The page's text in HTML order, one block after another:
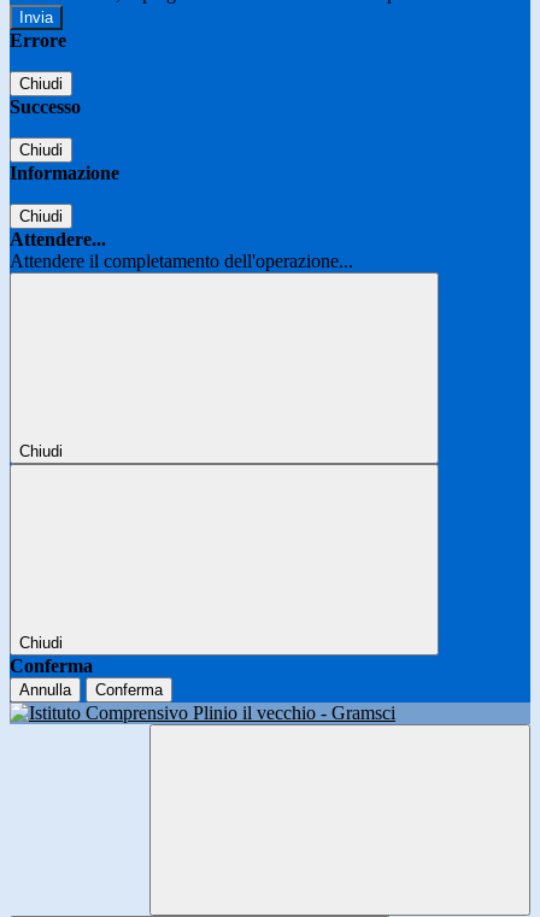
Errore
Chiudi
Successo
Chiudi
Informazione
Chiudi
Attendere...
Attendere il completamento dell'operazione...
Chiudi
Chiudi
Conferma
Annulla Conferma